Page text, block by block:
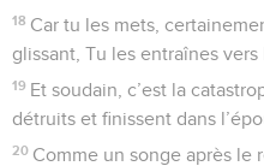
18 Car tu les mets,
glissant, Tu les entraînes vers
19 Et soudain, c’est la
détruits et finissent dans
20 Comme un songe après le